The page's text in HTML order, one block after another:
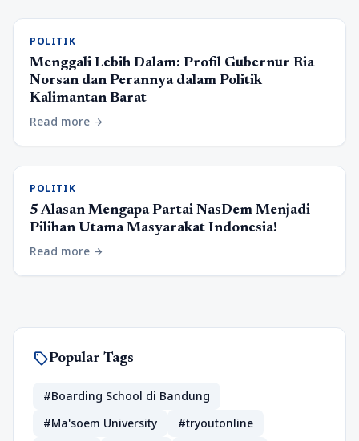
POLITIK
Menggali Lebih Dalam: Profil Gubernur Ria
Norsan dan Perannya dalam Politik
Kalimantan Barat
Read more arrow_forward
POLITIK
5 Alasan Mengapa Partai NasDem Menjadi
Pilihan Utama Masyarakat Indonesia!
Read more arrow_forward
sellPopular Tags
#Boarding School di Bandung
#Ma'soem University
#tryoutonline